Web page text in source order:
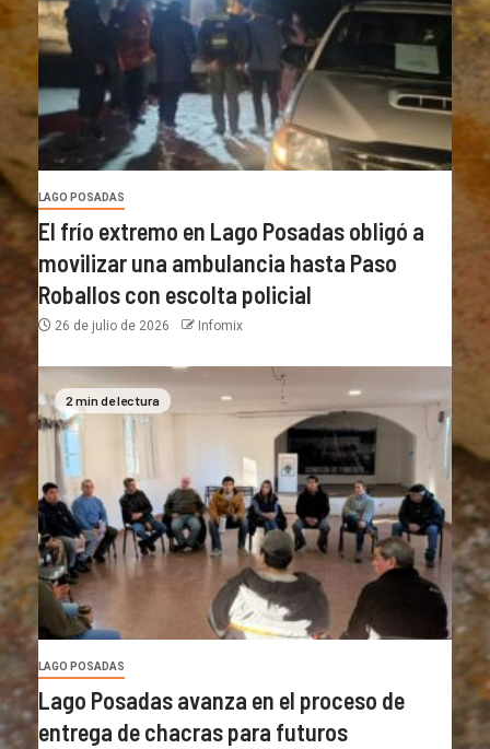
LAGO POSADAS
El frío extremo en Lago Posadas obligó a
movilizar una ambulancia hasta Paso
Roballos con escolta policial
26 de julio de 2026 Infomix
2 min de lectura
LAGO POSADAS
Lago Posadas avanza en el proceso de
entrega de chacras para futuros